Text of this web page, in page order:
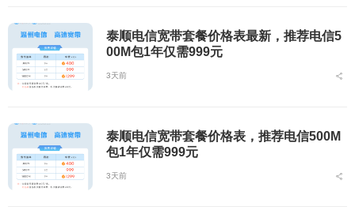
泰顺电信宽带套餐价格表最新，推荐电信5
00M包1年仅需999元
3天前
泰顺电信宽带套餐价格表，推荐电信500M
包1年仅需999元
3天前